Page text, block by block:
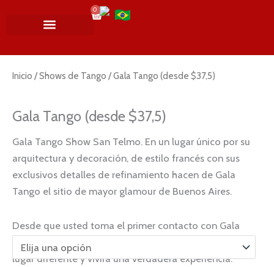
0
Cart
Inicio /Shows de Tango / Gala Tango (desde $37,5)
Gala Tango (desde $37,5)
Gala Tango Show San Telmo. En un lugar único por su
arquitectura y decoración, de estilo francés con sus
exclusivos detalles de refinamiento hacen de Gala
Tango el sitio de mayor glamour de Buenos Aires.
Desde que usted toma el primer contacto con Gala
Tango
hasta la finalización del show, se sentirá en un
lugar diferente y vivirá una verdadera experiencia.